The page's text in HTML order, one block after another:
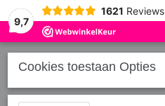
9,7
1621 Reviews
Cookies toestaan Opties